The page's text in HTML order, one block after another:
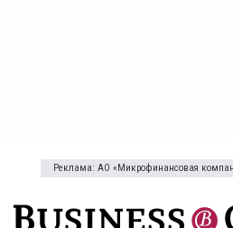
Реклама: АО «Микрофинансовая